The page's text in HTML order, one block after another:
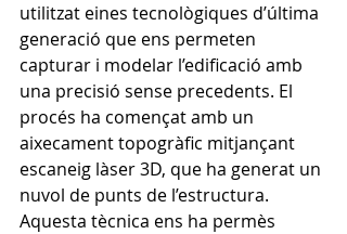
utilitzat eines tecnològiques d’última
generació que ens permeten
capturar i modelar l’edificació amb
una precisió sense precedents. El
procés ha començat amb un
aixecament topogràfic mitjançant
escaneig làser 3D, que ha generat un
nuvol de punts de l’estructura.
Aquesta tècnica ens ha permès